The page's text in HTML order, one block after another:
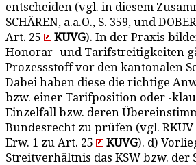
entscheiden (vgl. in diesem
SCHÄREN, a.a.O., S. 359, und
Art. 25
KUVG). In der Praxis
Honorar- und Tarifstreitigkeiten
Prozessstoff vor den kantonalen
Dabei haben diese die richtige
bzw. einer Tarifposition oder -
Einzelfall bzw. deren
Bundesrecht zu prüfen (vgl. RKUV
Erw. 1 zu Art. 25
KUVG). d)
Streitverhältnis das KSW bzw. der